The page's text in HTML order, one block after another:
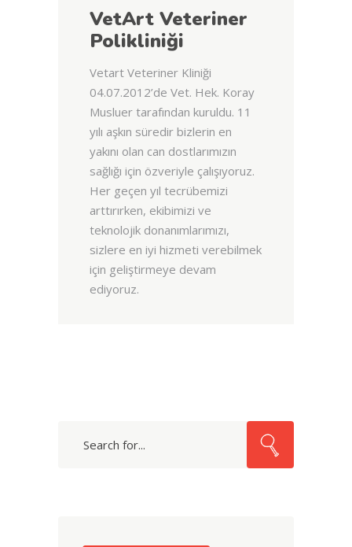
VetArt Veteriner
Polikliniği
Vetart Veteriner Kliniği
04.07.2012’de Vet. Hek. Koray
Musluer tarafından kuruldu. 11
yılı aşkın süredir bizlerin en
yakını olan can dostlarımızın
sağlığı için özveriyle çalışıyoruz.
Her geçen yıl tecrübemizi
arttırırken, ekibimizi ve
teknolojik donanımlarımızı,
sizlere en iyi hizmeti verebilmek
için geliştirmeye devam
ediyoruz.